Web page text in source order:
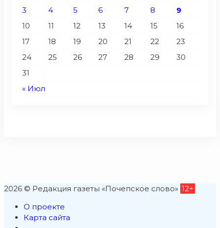
« Июл
3
4 5 6 7 8
9
10
11 12 13 14 15
16
17
18 19 20 21 22
23
24
25 26 27 28 29
30
31
2026 © Редакция газеты «Почепское слово» 12+
О проекте
Карта сайта